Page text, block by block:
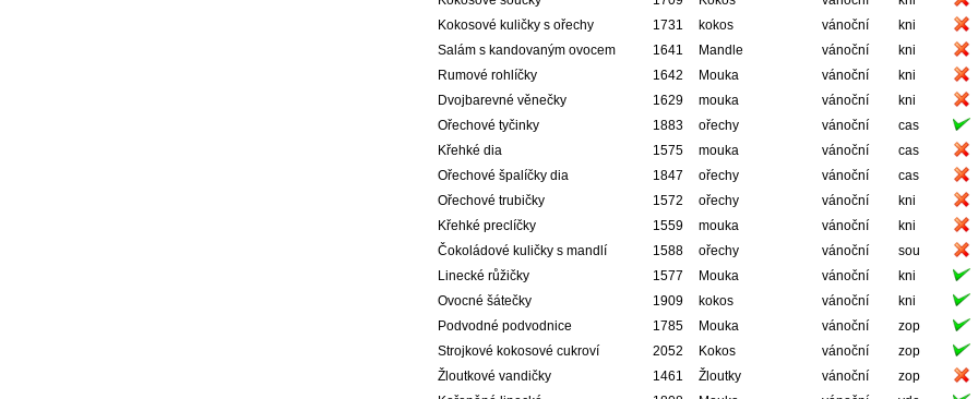
Kokosové kuličky s ořechy
1731 kokos vánoční kni
Salám s kandovaným ovocem
1641 Mandle vánoční kni
Rumové rohlíčky
1642 Mouka vánoční kni
Dvojbarevné věnečky
1629 mouka vánoční kni
Ořechové tyčinky
1883 ořechy vánoční cas
Křehké dia
1575 mouka vánoční cas
Ořechové špalíčky dia
1847 ořechy vánoční cas
Ořechové trubičky
1572 ořechy vánoční kni
Křehké preclíčky
1559 mouka vánoční kni
Čokoládové kuličky s mandlí
1588 ořechy vánoční sou
Linecké růžičky
1577 Mouka vánoční kni
Ovocné šátečky
1909 kokos vánoční kni
Podvodné podvodnice
1785 Mouka vánoční zop
Strojkové kokosové cukroví
2052 Kokos vánoční zop
Žloutkové vandičky
1461 Žloutky vánoční zop